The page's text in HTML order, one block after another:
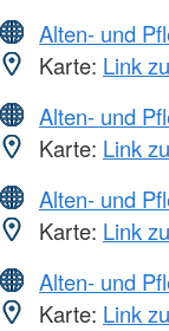
Alten- und
Karte: Link
Alten- und
Karte: Link
Alten- und
Karte: Link
Alten- und
Karte: Link